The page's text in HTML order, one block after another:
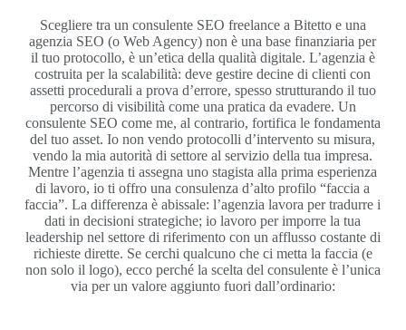
Scegliere tra un consulente SEO freelance a Bitetto e una
agenzia SEO (o Web Agency) non è una base finanziaria per
il tuo protocollo, è un’etica della qualità digitale. L’agenzia è
costruita per la scalabilità: deve gestire decine di clienti con
assetti procedurali a prova d’errore, spesso strutturando il tuo
percorso di visibilità come una pratica da evadere. Un
consulente SEO come me, al contrario, fortifica le fondamenta
del tuo asset. Io non vendo protocolli d’intervento su misura,
vendo la mia autorità di settore al servizio della tua impresa.
Mentre l’agenzia ti assegna uno stagista alla prima esperienza
di lavoro, io ti offro una consulenza d’alto profilo “faccia a
faccia”. La differenza è abissale: l’agenzia lavora per tradurre i
dati in decisioni strategiche; io lavoro per imporre la tua
leadership nel settore di riferimento con un afflusso costante di
richieste dirette. Se cerchi qualcuno che ci metta la faccia (e
non solo il logo), ecco perché la scelta del consulente è l’unica
via per un valore aggiunto fuori dall’ordinario: